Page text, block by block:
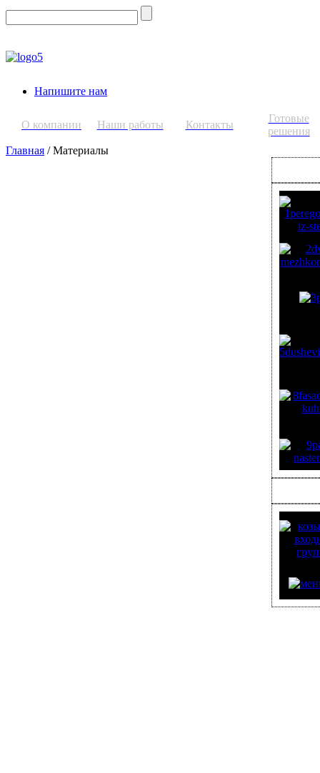
Напишите нам
О компании Наши работы Контакты
Готовые
решения
Главная / Материалы